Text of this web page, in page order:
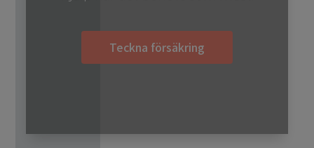
Teckna försäkring